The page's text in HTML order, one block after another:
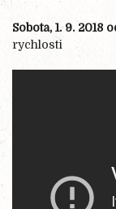
Sobota, 1. 9. 2018
rychlosti